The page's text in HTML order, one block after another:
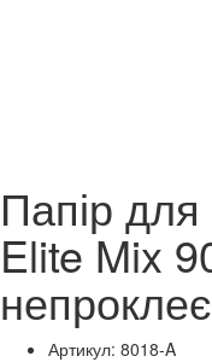
Папір
Elite Mix
Артикул: 8018-A